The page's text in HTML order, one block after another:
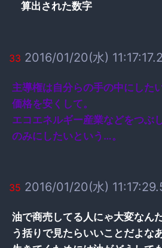
算出された数字
33 2016/01/20(水)
主導権は自分らの手の中にした
価格を安くして。
エコエネルギー産業などをつぶ
のみにしたいという…。
35 2016/01/20(水)
油で商売してる人にゃ大変なん
う括りで見たらいいことだよな